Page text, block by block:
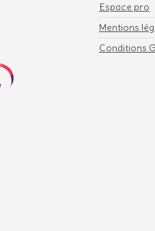
Espace pro
Mentions
Conditions